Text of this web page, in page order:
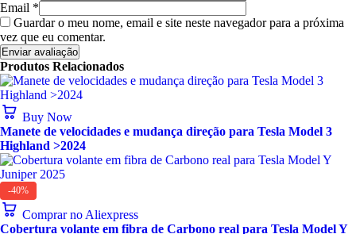
Email *
Guardar o meu nome, email e site neste navegador para a próxima
vez que eu comentar.
Produtos Relacionados
Buy Now
Manete de velocidades e mudança direção para Tesla Model 3
Highland >2024
-40%
Comprar no Aliexpress
Cobertura volante em fibra de Carbono real para Tesla Model Y